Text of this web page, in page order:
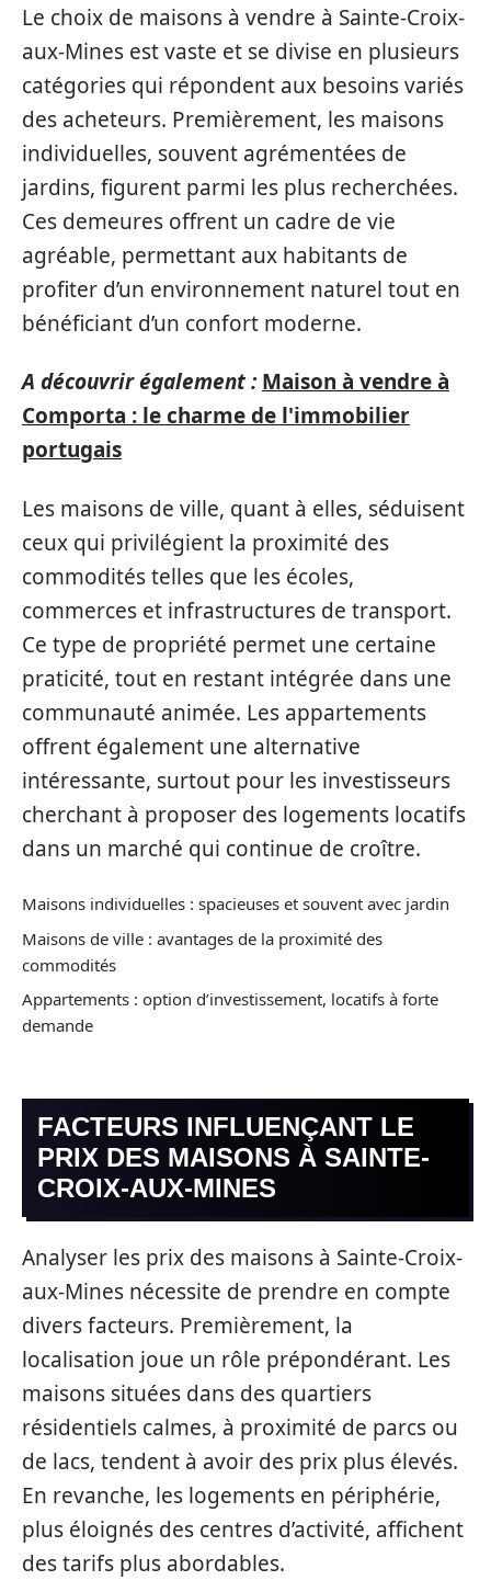
Le choix de maisons à vendre à Sainte-Croix-
aux-Mines est vaste et se divise en plusieurs
catégories qui répondent aux besoins variés
des acheteurs. Premièrement, les maisons
individuelles, souvent agrémentées de
jardins, figurent parmi les plus recherchées.
Ces demeures offrent un cadre de vie
agréable, permettant aux habitants de
profiter d’un environnement naturel tout en
bénéficiant d’un confort moderne.
A découvrir également : Maison à vendre à
Comporta : le charme de l'immobilier
portugais
Les maisons de ville, quant à elles, séduisent
ceux qui privilégient la proximité des
commodités telles que les écoles,
commerces et infrastructures de transport.
Ce type de propriété permet une certaine
praticité, tout en restant intégrée dans une
communauté animée. Les appartements
offrent également une alternative
intéressante, surtout pour les investisseurs
cherchant à proposer des logements locatifs
dans un marché qui continue de croître.
Maisons individuelles : spacieuses et souvent avec jardin
Maisons de ville : avantages de la proximité des
commodités
Appartements : option d’investissement, locatifs à forte
demande
FACTEURS INFLUENÇANT LE
PRIX DES MAISONS À SAINTE-
CROIX-AUX-MINES
Analyser les prix des maisons à Sainte-Croix-
aux-Mines nécessite de prendre en compte
divers facteurs. Premièrement, la
localisation joue un rôle prépondérant. Les
maisons situées dans des quartiers
résidentiels calmes, à proximité de parcs ou
de lacs, tendent à avoir des prix plus élevés.
En revanche, les logements en périphérie,
plus éloignés des centres d’activité, affichent
des tarifs plus abordables.